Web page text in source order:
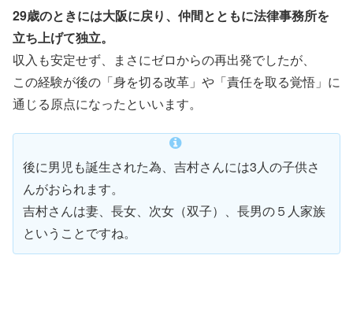
29歳のときには大阪に戻り、仲間とともに法律事務所を
立ち上げて独立。
収入も安定せず、まさにゼロからの再出発でしたが、
この経験が後の「身を切る改革」や「責任を取る覚悟」に
通じる原点になったといいます。
後に男児も誕生された為、吉村さんには3人の子供さ
んがおられます。
吉村さんは妻、長女、次女（双子）、長男の５人家族
ということですね。